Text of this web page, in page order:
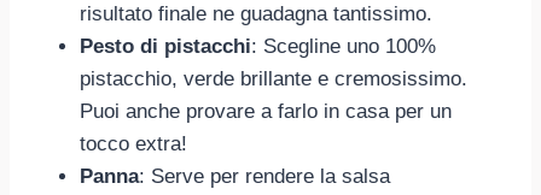
risultato finale ne guadagna tantissimo.
Pesto di pistacchi: Scegline uno 100%
pistacchio, verde brillante e cremosissimo.
Puoi anche provare a farlo in casa per un
tocco extra!
Panna: Serve per rendere la salsa